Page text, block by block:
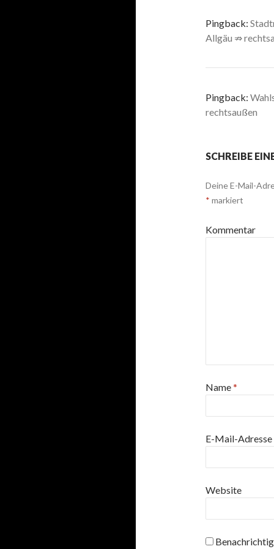
Pingback:
Allgäu ⇏
Pingback:
rechtsaußen
SCHREIBE
Deine E-Mail-
* markiert
Kommentar
Name*
E-Mail-Adresse
Website